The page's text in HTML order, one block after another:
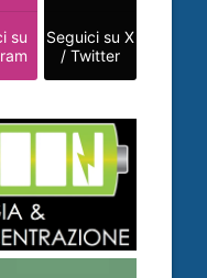
su
Seguici su X
/ Twitter